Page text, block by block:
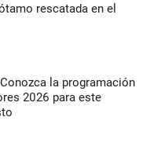
rescatada en el
la programación
2026 para este